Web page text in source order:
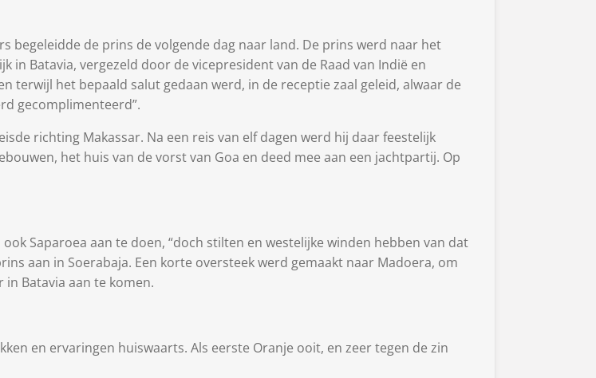
begeleidde de prins de volgende dag naar land. De prins werd naar het
in Batavia, vergezeld door de vicepresident van de Raad van Indië en
terwijl het bepaald salut gedaan werd, in de receptie zaal geleid, alwaar de
gecomplimenteerd”.
richting Makassar. Na een reis van elf dagen werd hij daar feestelijk
het huis van de vorst van Goa en deed mee aan een jachtpartij. Op
Saparoea aan te doen, “doch stilten en westelijke winden hebben van dat
aan in Soerabaja. Een korte oversteek werd gemaakt naar Madoera, om
in Batavia aan te komen.
en ervaringen huiswaarts. Als eerste Oranje ooit, en zeer tegen de zin